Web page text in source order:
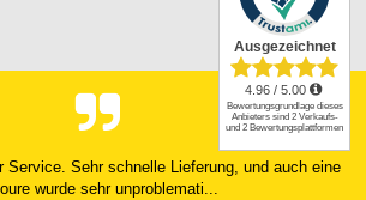
Service. Sehr schnelle Lieferung, und auch eine
wurde sehr unproblemati...